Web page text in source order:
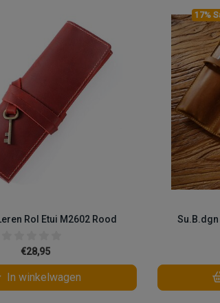
Rol Etui M2602 Rood
€28,95
In winkelwagen
17%
Su.B.dgn